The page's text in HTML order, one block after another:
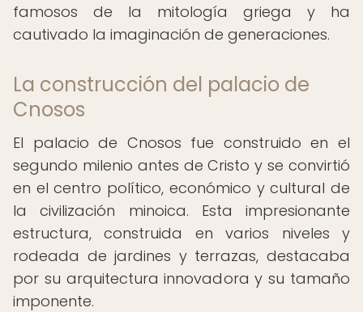
famosos de la mitología griega y ha
cautivado la imaginación de generaciones.
La construcción del palacio de
Cnosos
El palacio de Cnosos fue construido en el
segundo milenio antes de Cristo y se convirtió
en el centro político, económico y cultural de
la civilización minoica. Esta impresionante
estructura, construida en varios niveles y
rodeada de jardines y terrazas, destacaba
por su arquitectura innovadora y su tamaño
imponente.